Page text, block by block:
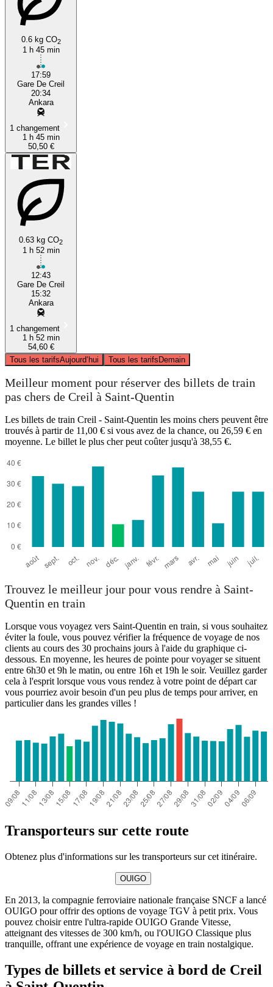
0.6 kg CO2
1 h 45 min
17:59
Gare De Creil
20:34
Ankara
1 changement
1 h 45 min
50,50 €
0.63 kg CO2
1 h 52 min
12:43
Gare De Creil
15:32
Ankara
1 changement
1 h 52 min
54,60 €
Tous les tarifsAujourd’hui Tous les tarifsDemain
Meilleur moment pour réserver des billets de train
pas chers de Creil à Saint-Quentin
Les billets de train Creil - Saint-Quentin les moins chers peuvent être
trouvés à partir de 11,00 € si vous avez de la chance, ou 26,59 € en
moyenne. Le billet le plus cher peut coûter jusqu'à 38,55 €.
Trouvez le meilleur jour pour vous rendre à Saint-
Quentin en train
Lorsque vous voyagez vers Saint-Quentin en train, si vous souhaitez
éviter la foule, vous pouvez vérifier la fréquence de voyage de nos
clients au cours des 30 prochains jours à l'aide du graphique ci-
dessous. En moyenne, les heures de pointe pour voyager se situent
entre 6h30 et 9h le matin, ou entre 16h et 19h le soir. Veuillez garder
cela à l'esprit lorsque vous vous rendez à votre point de départ car
vous pourriez avoir besoin d'un peu plus de temps pour arriver, en
particulier dans les grandes villes !
Transporteurs sur cette route
Obtenez plus d'informations sur les transporteurs sur cet itinéraire.
OUIGO
En 2013, la compagnie ferroviaire nationale française SNCF a lancé
OUIGO pour offrir des options de voyage TGV à petit prix. Vous
pouvez choisir entre l'ultra-rapide OUIGO Grande Vitesse,
atteignant des vitesses de 300 km/h, ou l'OUIGO Classique plus
tranquille, offrant une expérience de voyage en train nostalgique.
Types de billets et service à bord de Creil